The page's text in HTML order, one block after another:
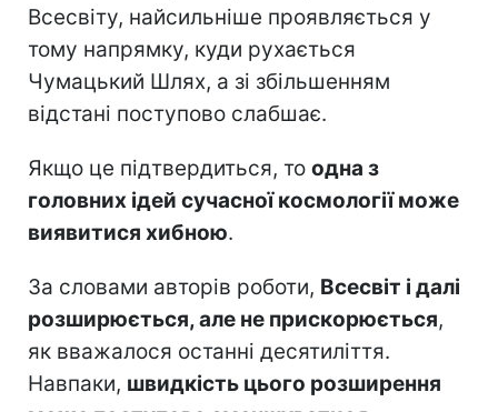
Всесвіту, найсильніше проявляється у
тому напрямку, куди рухається
Чумацький Шлях, а зі збільшенням
відстані поступово слабшає.
Якщо це підтвердиться, то одна з
головних ідей сучасної космології може
виявитися хибною.
За словами авторів роботи, Всесвіт і далі
розширюється, але не прискорюється,
як вважалося останні десятиліття.
Навпаки, швидкість цього розширення